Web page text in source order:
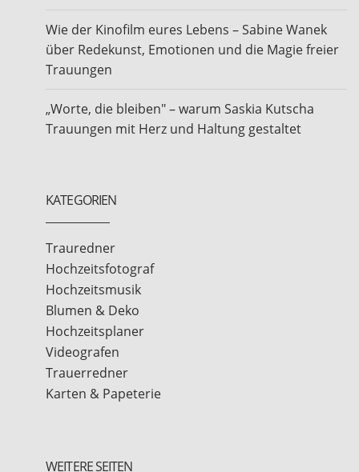
Wie der Kinofilm eures Lebens – Sabine Wanek
über Redekunst, Emotionen und die Magie freier
Trauungen
„Worte, die bleiben" – warum Saskia Kutscha
Trauungen mit Herz und Haltung gestaltet
KATEGORIEN
Trauredner
Hochzeitsfotograf
Hochzeitsmusik
Blumen & Deko
Hochzeitsplaner
Videografen
Trauerredner
Karten & Papeterie
WEITERE SEITEN